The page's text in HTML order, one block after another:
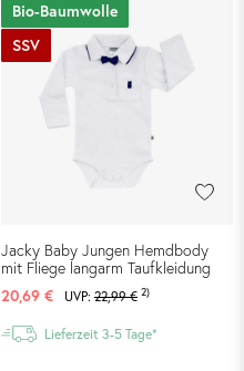
Bio-Baumwolle
SSV
Jacky Baby Jungen Hemdbody
mit Fliege langarm Taufkleidung
20,69 €
UVP: 22,99 € 2)
Lieferzeit 3-5 Tage*